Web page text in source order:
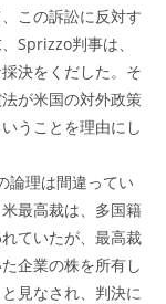
この訴訟に反対す
Sprizzo判事は、
決をくだした。そ
が米国の対外政策
うことを理由にし
論理は間違ってい
最高裁は、多国籍
ていたが、最高裁
企業の株を所有し
見なされ、判決に